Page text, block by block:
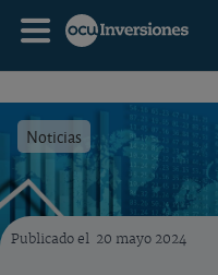
Noticias
Luces y sombras de los resultados
Publicado el 20 mayo 2024